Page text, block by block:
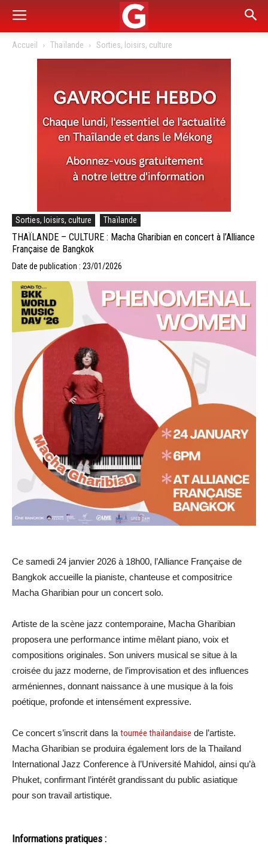
Accueil Thaïlande Sorties, loisirs, culture
Sorties, loisirs, culture Thaïlande
THAÏLANDE – CULTURE : Macha Gharibian en concert à l’Alliance
Française de Bangkok
Date de publication : 23/01/2026
Ce samedi 24 janvier 2026 à 18h00, l’Alliance Française de
Bangkok accueille la pianiste, chanteuse et compositrice
Macha Gharibian pour un concert solo.
Artiste de la scène jazz contemporaine, Macha Gharibian
proposera une performance intime mêlant piano, voix et
compositions originales. Son univers musical se situe à la
croisée du jazz moderne, de l’improvisation et des influences
arméniennes, donnant naissance à une musique à la fois
poétique, profonde et intensément expressive.
Ce concert s’inscrit dans la tournée thaïlandaise de l’artiste.
Macha Gharibian se produira également lors de la Thailand
International Jazz Conference à l’Université Mahidol, ainsi qu’à
Phuket, confirmant l’intérêt grandissant du public asiatique
pour son travail artistique.
Informations pratiques :